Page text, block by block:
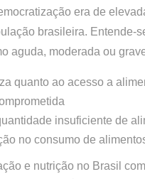
era de
brasileira. Entende-
aguda, moderada ou
quanto ao acesso a
insuficiente de
no consumo de
e nutrição no Brasil